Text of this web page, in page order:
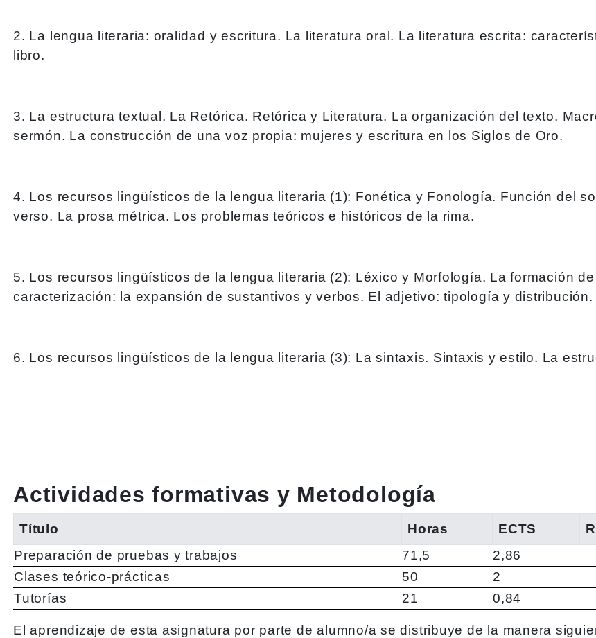
2. La lengua literaria: oralidad y escritura. La literatura oral. La literatura escrita:
libro.
3. La estructura textual. La Retórica. Retórica y Literatura. La organización del texto.
sermón. La construcción de una voz propia: mujeres y escritura en los Siglos de Oro.
4. Los recursos lingüísticos de la lengua literaria (1): Fonética y Fonología. Función del
verso. La prosa métrica. Los problemas teóricos e históricos de la rima.
5. Los recursos lingüísticos de la lengua literaria (2): Léxico y Morfología. La formación
caracterización: la expansión de sustantivos y verbos. El adjetivo: tipología y distribución.
6. Los recursos lingüísticos de la lengua literaria (3): La sintaxis. Sintaxis y estilo. La
Actividades formativas y Metodología
Título Horas ECTS
Preparación de pruebas y trabajos
71,5
2,86
Clases teórico-prácticas
50
2
Tutorías
21 0,84
El aprendizaje de esta asignatura por parte de alumno/a se distribuye de la manera